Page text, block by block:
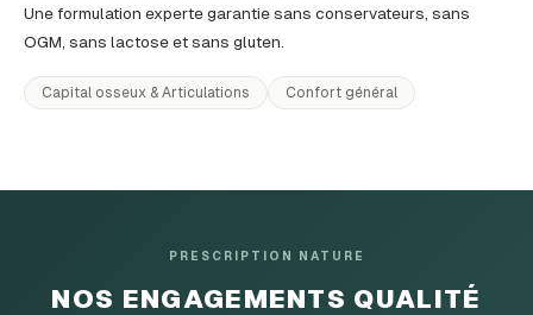
Une formulation experte garantie sans conservateurs, sans
OGM, sans lactose et sans gluten.
Capital osseux & Articulations Confort général
PRESCRIPTION NATURE
NOS ENGAGEMENTS QUALITÉ